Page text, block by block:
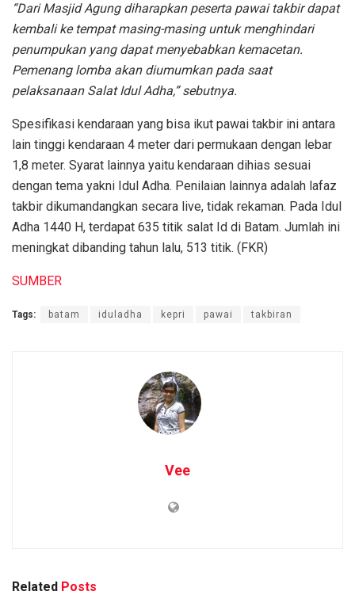
“Dari Masjid Agung diharapkan peserta pawai takbir dapat
kembali ke tempat masing-masing untuk menghindari
penumpukan yang dapat menyebabkan kemacetan.
Pemenang lomba akan diumumkan pada saat
pelaksanaan Salat Idul Adha,” sebutnya.
Spesifikasi kendaraan yang bisa ikut pawai takbir ini antara
lain tinggi kendaraan 4 meter dari permukaan dengan lebar
1,8 meter. Syarat lainnya yaitu kendaraan dihias sesuai
dengan tema yakni Idul Adha. Penilaian lainnya adalah lafaz
takbir dikumandangkan secara live, tidak rekaman. Pada Idul
Adha 1440 H, terdapat 635 titik salat Id di Batam. Jumlah ini
meningkat dibanding tahun lalu, 513 titik. (FKR)
SUMBER
Tags: batam iduladha kepri pawai takbiran
Vee
Related Posts